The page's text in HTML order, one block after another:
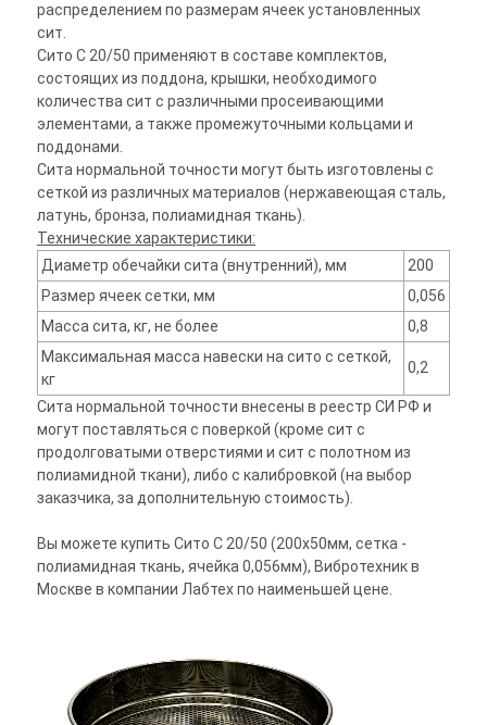
распределением по размерам ячеек установленных
сит.
Сито С 20/50 применяют в составе комплектов,
состоящих из поддона, крышки, необходимого
количества сит с различными просеивающими
элементами, а также промежуточными кольцами и
поддонами.
Сита нормальной точности могут быть изготовлены с
сеткой из различных материалов (нержавеющая сталь,
латунь, бронза, полиамидная ткань).
Технические характеристики:
Диаметр обечайки сита (внутренний), мм
200
Размер ячеек сетки, мм
0,056
Масса сита, кг, не более
0,8
Максимальная масса навески на сито с сеткой,
кг
0,2
Сита нормальной точности внесены в реестр СИ РФ и
могут поставляться с поверкой (кроме сит с
продолговатыми отверстиями и сит с полотном из
полиамидной ткани), либо с калибровкой (на выбор
заказчика, за дополнительную стоимость).
Вы можете купить Сито С 20/50 (200х50мм, сетка -
полиамидная ткань, ячейка 0,056мм), Вибротехник в
Москве в компании Лабтех по наименьшей цене.